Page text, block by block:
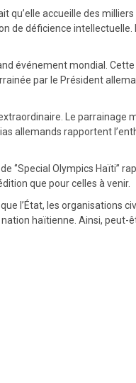
qu’elle accueille des
de déficience
événement mondial.
par le Président
Le parrainage
allemands rapportent
Olympics Haïti’’
que pour celles à venir.
l’État, les organisations
haïtienne. Ainsi,